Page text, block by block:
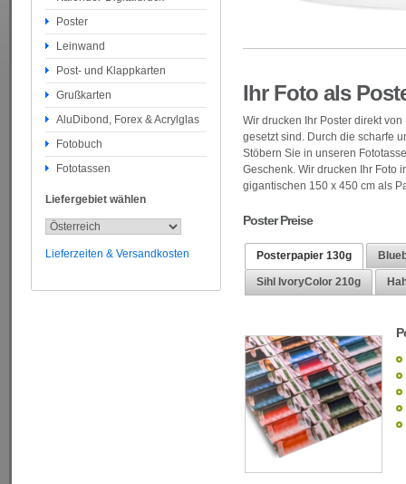
Poster
Leinwand
Post- und Klappkarten
Grußkarten
AluDibond, Forex & Acrylglas
Fotobuch
Fototassen
Liefergebiet wählen
Lieferzeiten & Versandkosten
Ihr Foto als
Wir drucken Ihr Poster direkt
gesetzt sind. Durch die scharfe
Stöbern Sie in unseren
Geschenk. Wir drucken Ihr Foto
gigantischen 150 x 450 cm als
Poster Preise
Posterpapier 130g
Sihl IvoryColor 210g